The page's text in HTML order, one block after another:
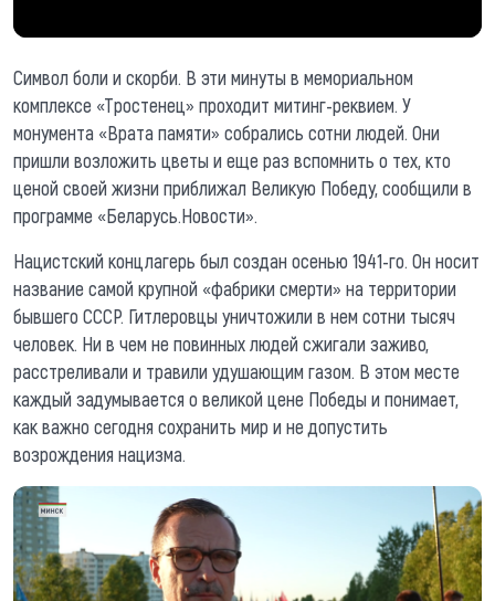
Символ боли и скорби. В эти минуты в мемориальном
комплексе «Тростенец» проходит митинг-реквием. У
монумента «Врата памяти» собрались сотни людей. Они
пришли возложить цветы и еще раз вспомнить о тех, кто
ценой своей жизни приближал Великую Победу, сообщили в
программе «Беларусь.Новости».
Нацистский концлагерь был создан осенью 1941-го. Он носит
название самой крупной «фабрики смерти» на территории
бывшего СССР. Гитлеровцы уничтожили в нем сотни тысяч
человек. Ни в чем не повинных людей сжигали заживо,
расстреливали и травили удушающим газом. В этом месте
каждый задумывается о великой цене Победы и понимает,
как важно сегодня сохранить мир и не допустить
возрождения нацизма.